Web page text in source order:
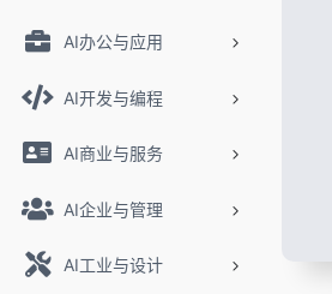
AI办公与应用
AI开发与编程
AI商业与服务
AI企业与管理
AI工业与设计